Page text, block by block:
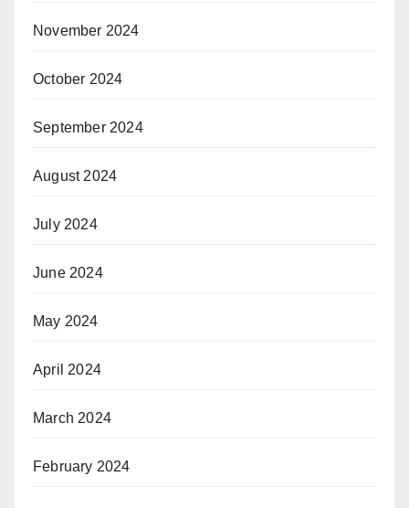
November 2024
October 2024
September 2024
August 2024
July 2024
June 2024
May 2024
April 2024
March 2024
February 2024